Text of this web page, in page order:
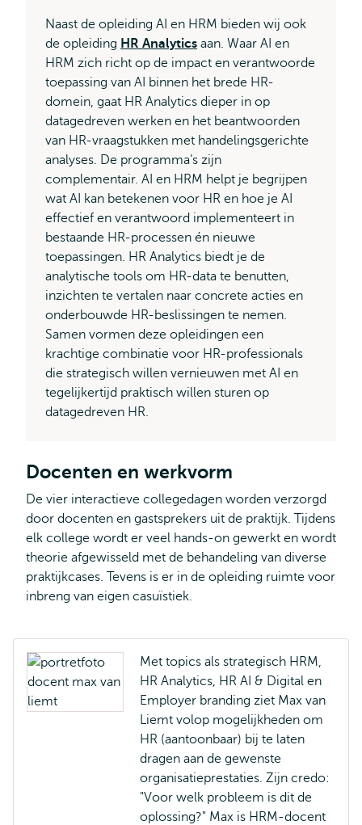
Naast de opleiding AI en HRM bieden wij ook
de opleiding HR Analytics aan. Waar AI en
HRM zich richt op de impact en verantwoorde
toepassing van AI binnen het brede HR-
domein, gaat HR Analytics dieper in op
datagedreven werken en het beantwoorden
van HR-vraagstukken met handelingsgerichte
analyses. De programma’s zijn
complementair. AI en HRM helpt je begrijpen
wat AI kan betekenen voor HR en hoe je AI
effectief en verantwoord implementeert in
bestaande HR-processen én nieuwe
toepassingen. HR Analytics biedt je de
analytische tools om HR-data te benutten,
inzichten te vertalen naar concrete acties en
onderbouwde HR-beslissingen te nemen.
Samen vormen deze opleidingen een
krachtige combinatie voor HR-professionals
die strategisch willen vernieuwen met AI en
tegelijkertijd praktisch willen sturen op
datagedreven HR.
Docenten en werkvorm
De vier interactieve collegedagen worden verzorgd
door docenten en gastsprekers uit de praktijk. Tijdens
elk college wordt er veel hands-on gewerkt en wordt
theorie afgewisseld met de behandeling van diverse
praktijkcases. Tevens is er in de opleiding ruimte voor
inbreng van eigen casuïstiek.
Met topics als strategisch HRM,
HR Analytics, HR AI & Digital en
Employer branding ziet Max van
Liemt volop mogelijkheden om
HR (aantoonbaar) bij te laten
dragen aan de gewenste
organisatieprestaties. Zijn credo:
"Voor welk probleem is dit de
oplossing?" Max is HRM-docent